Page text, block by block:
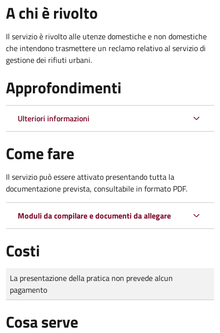
A chi è rivolto
Il servizio è rivolto alle utenze domestiche e non domestiche
che intendono trasmettere un reclamo relativo al servizio di
gestione dei rifiuti urbani.
Approfondimenti
Ulteriori informazioni
Come fare
Il servizio può essere attivato presentando tutta la
documentazione prevista, consultabile in formato PDF.
Moduli da compilare e documenti da allegare
Costi
Tipo di pagamento
Importo
La presentazione della pratica non prevede alcun
pagamento
Cosa serve